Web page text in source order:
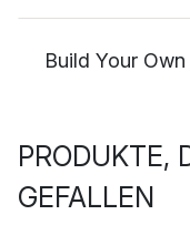
Build Your
PRODUKTE,
GEFALLEN